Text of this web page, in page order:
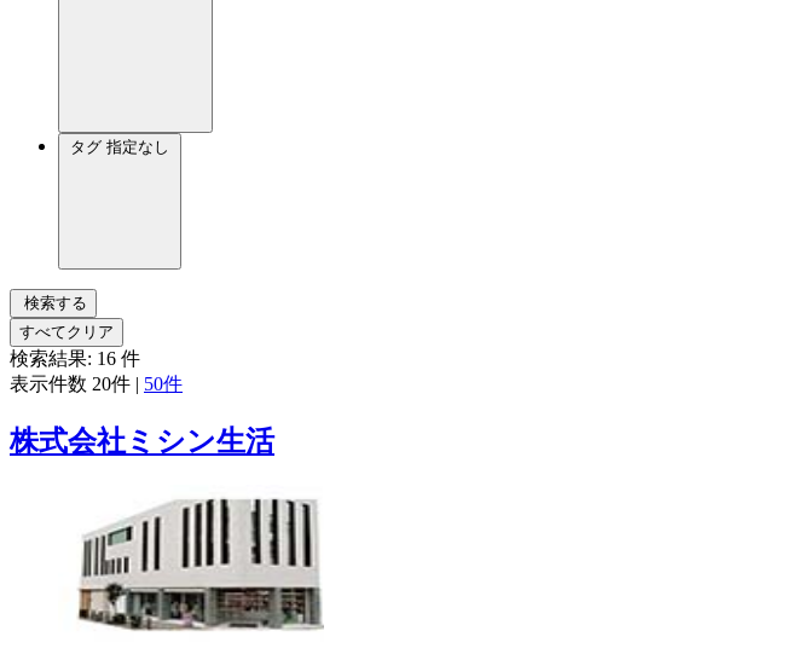
タグ 指定なし
検索する
すべてクリア
検索結果: 16 件
表示件数 20件 | 50件
株式会社ミシン生活